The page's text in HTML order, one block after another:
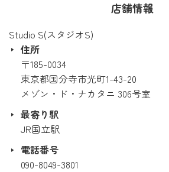
店舗情報
Studio S(スタジオS)
住所
〒185-0034
東京都国分寺市光町1-43-20
メゾン・ド・ナカタニ 306号室
最寄り駅
JR国立駅
電話番号
090-8049-3801